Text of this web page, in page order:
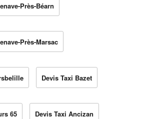
Près-Béarn
Près-Marsac
Devis Taxi Bazet
65 Devis Taxi Ancizan